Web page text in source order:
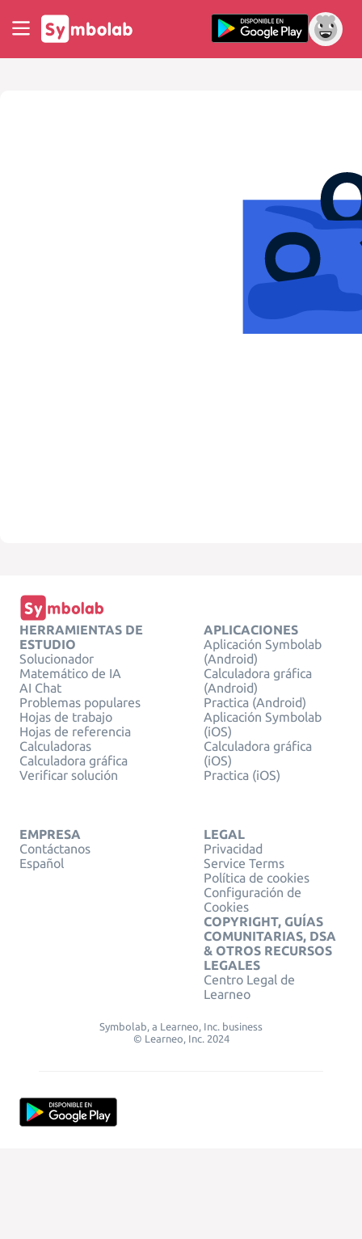
HERRAMIENTAS DE
ESTUDIO
Solucionador
Matemático de IA
AI Chat
Problemas populares
Hojas de trabajo
Hojas de referencia
Calculadoras
Calculadora gráfica
Verificar solución
APLICACIONES
Aplicación Symbolab
(Android)
Calculadora gráfica
(Android)
Practica (Android)
Aplicación Symbolab
(iOS)
Calculadora gráfica
(iOS)
Practica (iOS)
EMPRESA
Contáctanos
Español
LEGAL
Privacidad
Service Terms
Política de cookies
Configuración de
Cookies
COPYRIGHT, GUÍAS
COMUNITARIAS, DSA
& OTROS RECURSOS
LEGALES
Centro Legal de
Learneo
Symbolab, a Learneo, Inc. business
© Learneo, Inc. 2024